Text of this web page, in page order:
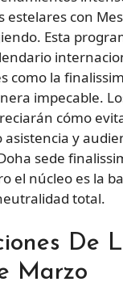
estelares con
Esta
como la
impecable.
cómo
y
sede
el núcleo es la
total.
De
Marzo